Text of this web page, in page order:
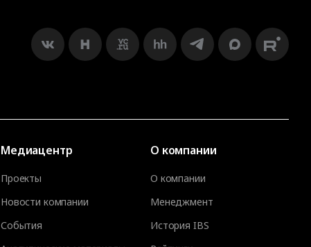
Медиацентр
Проекты
Новости компании
События
О компании
О компании
Менеджмент
История IBS